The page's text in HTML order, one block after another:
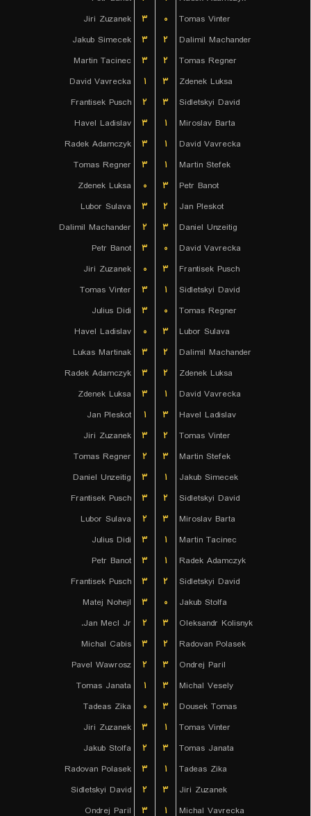
Jiri Zuzanek
۳ ۰
Tomas Vinter
Jakub Simecek
۳ ۲
Dalimil Machander
Martin Tacinec
۳ ۲
Tomas Regner
David Vavrecka
۱ ۳
Zdenek Luksa
Frantisek Pusch
۲ ۳
Sidletskyi David
Havel Ladislav
۳ ۱
Miroslav Barta
Radek Adamczyk
۳ ۱
David Vavrecka
Tomas Regner
۳ ۱
Martin Stefek
Zdenek Luksa
۰ ۳
Petr Banot
Lubor Sulava
۳ ۲
Jan Pleskot
Dalimil Machander
۲ ۳
Daniel Unzeitig
Petr Banot
۳ ۰
David Vavrecka
Jiri Zuzanek
۰ ۳
Frantisek Pusch
Tomas Vinter
۳ ۱
Sidletskyi David
Julius Didi
۳ ۰
Tomas Regner
Havel Ladislav
۰ ۳
Lubor Sulava
Lukas Martinak
۳ ۲
Dalimil Machander
Radek Adamczyk
۳ ۲
Zdenek Luksa
Zdenek Luksa
۳ ۱
David Vavrecka
Jan Pleskot
۱ ۳
Havel Ladislav
Jiri Zuzanek
۳ ۲
Tomas Vinter
Tomas Regner
۲ ۳
Martin Stefek
Daniel Unzeitig
۳ ۱
Jakub Simecek
Frantisek Pusch
۳ ۲
Sidletskyi David
Lubor Sulava
۲ ۳
Miroslav Barta
Julius Didi
۳ ۱
Martin Tacinec
Petr Banot
۳ ۱
Radek Adamczyk
Frantisek Pusch
۳ ۲
Sidletskyi David
Matej Nohejl
۳ ۰
Jakub Stolfa
Jan Mecl Jr.
۲ ۳
Oleksandr Kolisnyk
Michal Cabis
۳ ۲
Radovan Polasek
Pavel Wawrosz
۲ ۳
Ondrej Paril
Tomas Janata
۱ ۳
Michal Vesely
Tadeas Zika
۰ ۳
Dousek Tomas
Jiri Zuzanek
۳ ۱
Tomas Vinter
Jakub Stolfa
۲ ۳
Tomas Janata
Radovan Polasek
۳ ۱
Tadeas Zika
Sidletskyi David
۲ ۳
Jiri Zuzanek
Ondrej Paril
۳ ۱ Michal Vavrecka